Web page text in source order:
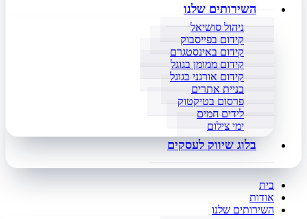
השירותים שלנו
ניהול סושיאל
קידום בפייסבוק
קידום באינסטגרם
קידום ממומן בגוגל
קידום אורגני בגוגל
בניית אתרים
פרסום בטיקטוק
לידים חמים
ימי צילום
בלוג שיווק לעסקים
בית
אודות
השירותים שלנו